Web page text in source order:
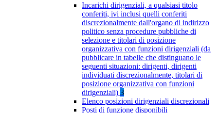
Incarichi dirigenziali, a qualsiasi titolo
conferiti, ivi inclusi quelli conferiti
discrezionalmente dall'organo di indirizzo
politico senza procedure pubbliche di
selezione e titolari di posizione
organizzativa con funzioni dirigenziali (da
pubblicare in tabelle che distinguano le
seguenti situazioni: dirigenti, dirigenti
individuati discrezionalmente, titolari di
posizione organizzativa con funzioni
dirigenziali) 3
Elenco posizioni dirigenziali discrezionali
Posti di funzione disponibili